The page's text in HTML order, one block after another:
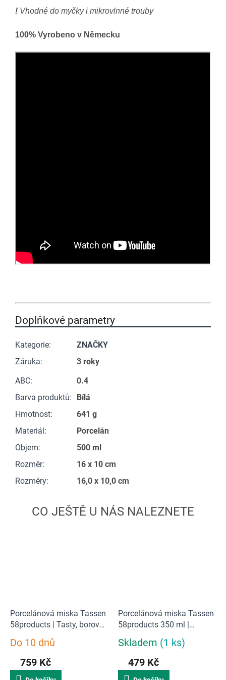
! Vhodné do myčky i mikrovlnné trouby
100% Vyrobeno v Německu
Doplňkové parametry
Kategorie:
ZNAČKY
Záruka:
3 roky
ABC:
0.4
Barva produktů:
Bílá
Hmotnost:
641 g
Materiál :
Porcelán
Objem:
500 ml
Rozměr:
16 x 10 cm
Rozměry: 16,0 x 10,0 cm
Porcelánová miska Tassen
58products | Tasty, borová
Průměrné
produktu
Do 10 dnů
759 Kč
Porcelánová miska Tassen
58products 350 ml |
Průměrné
produktu
Skladem (1 ks)
479 Kč